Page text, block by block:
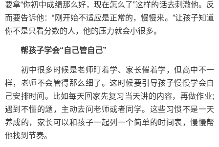
要拿“你初中成绩那么好，现在怎么了”这样的话去刺激他。反
而要告诉他：“刚开始不适应是正常的，慢慢来。”让孩子知道
你不是只看分数的人，他的压力就会小很多。
帮孩子学会“自己管自己”
初中很多时候是老师盯着学、家长催着学，但高中不一
样，老师不会管得那么细了。这时候要引导孩子慢慢学会自
己安排时间。比如每天回家先复习当天讲的内容，再做作业;
遇到不懂的题，主动去问老师或者同学。这些习惯不是一天
养成的，家长可以和孩子一起列一个简单的时间表，慢慢帮
他找到节奏。